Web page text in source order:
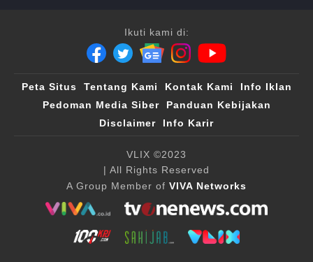
Ikuti kami di:
Peta Situs Tentang Kami Kontak Kami
Info Iklan
Pedoman Media Siber
Panduan Kebijakan
Disclaimer
Info Karir
VLIX ©2023
| All Rights Reserved
A Group Member of VIVA Networks